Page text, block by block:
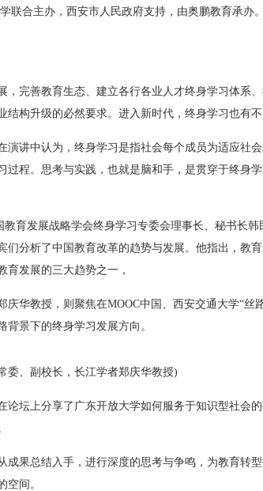
联合主办，西安市人民政府支持，由奥鹏教育承办。
，完善教育生态、建立各行各业人才终身学习体系
构升级的必然要求。进入新时代，终身学习也有不
演讲中认为，终身学习是指社会每个成员为适应社
过程。思考与实践，也就是脑和手，是贯穿于终身
育发展战略学会终身学习专委会理事长、秘书长韩
们分析了中国教育改革的趋势与发展。他指出，教
育发展的三大趋势之一，
华教授，则聚焦在MOOC中国、西安交通大学“丝
景下的终身学习发展方向。
委、副校长，长江学者郑庆华教授)
坛上分享了广东开放大学如何服务于知识型社会的
果总结入手，进行深度的思考与争鸣，为教育转型
间。